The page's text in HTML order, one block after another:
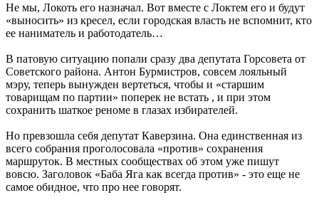
Не мы, Локоть его назначал. Вот вместе с Локтем его и будут
«выносить» из кресел, если городская власть не вспомнит, кто
ее наниматель и работодатель…
В патовую ситуацию попали сразу два депутата Горсовета от
Советского района. Антон Бурмистров, совсем лояльный
мэру, теперь вынужден вертеться, чтобы и «старшим
товарищам по партии» поперек не встать , и при этом
сохранить шаткое реноме в глазах избирателей.
Но превзошла себя депутат Каверзина. Она единственная из
всего собрания проголосовала «против» сохранения
маршруток. В местных сообществах об этом уже пишут
вовсю. Заголовок «Баба Яга как всегда против» - это еще не
самое обидное, что про нее говорят.